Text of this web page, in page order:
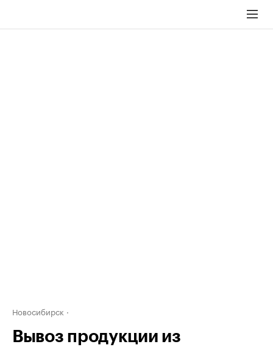
Новосибирск
Вывоз продукции из